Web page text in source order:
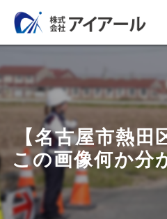
【名古屋市熱
この画像何か分